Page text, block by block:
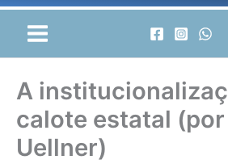
A
calote estatal
Uellner)